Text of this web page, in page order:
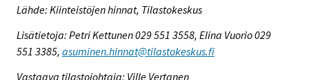
Lähde: Kiinteistöjen hinnat, Tilastokeskus
Lisätietoja: Petri Kettunen 029 551 3558, Elina Vuorio 029
551 3385, asuminen.hinnat@tilastokeskus.fi
Vastaava tilastojohtaja: Ville Vertanen